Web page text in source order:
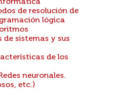
de resolución de
lógica
de sistemas y sus
de los
neuronales.
etc.)